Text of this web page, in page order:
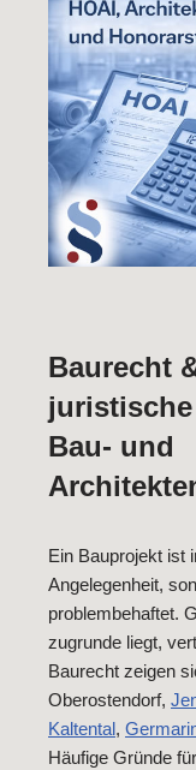
Baurecht
Bau- und
Ein Bauprojekt ist
Angelegenheit,
problembehaftet.
zugrunde liegt,
Baurecht zeigen
Oberostendorf,
Kaltental,
Häufige Gründe